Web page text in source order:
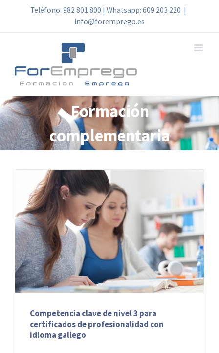
Teléfono: 982 801 800 | Whatsapp: 609 203 220
info@foremprego.es
Formación
complementaria
Competencia clave de nivel 3 para
certificados de profesionalidad con
idioma gallego